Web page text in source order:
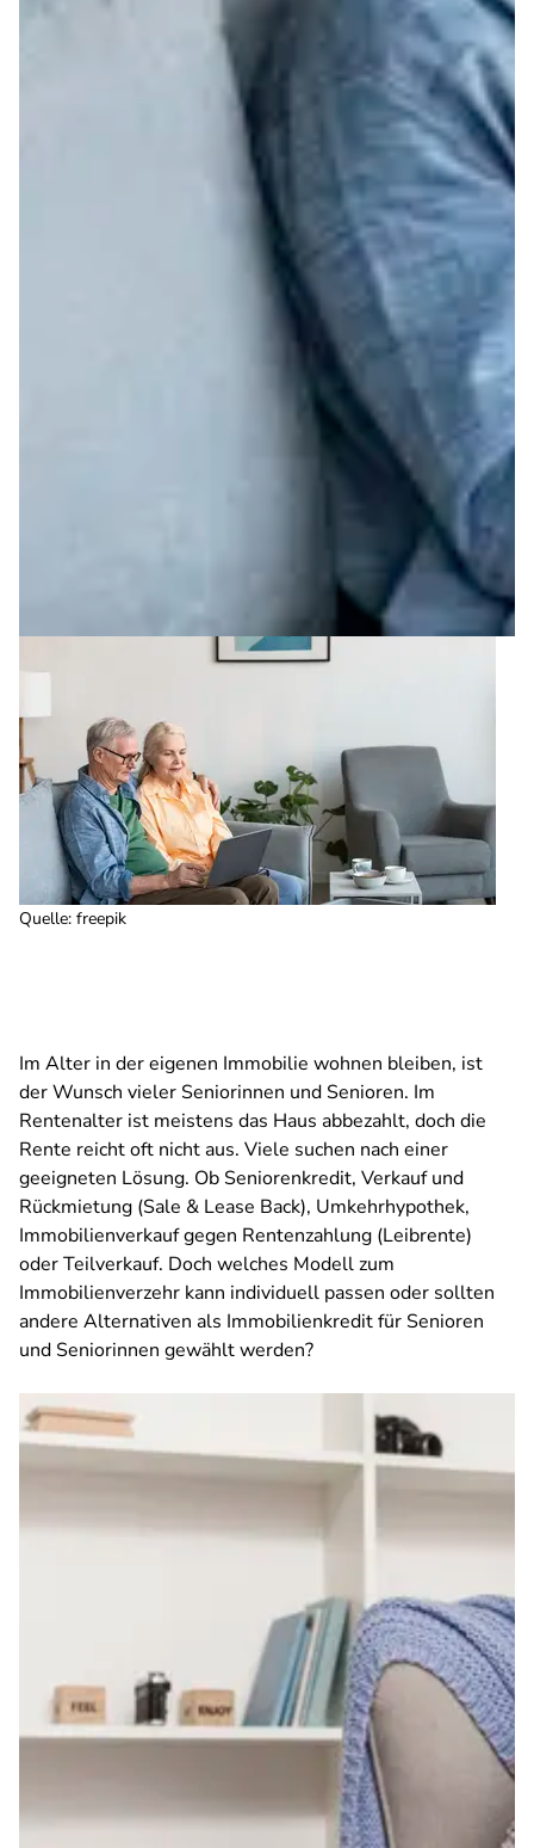
Quelle: freepik
Im Alter in der eigenen Immobilie wohnen bleiben, ist
der Wunsch vieler Seniorinnen und Senioren. Im
Rentenalter ist meistens das Haus abbezahlt, doch die
Rente reicht oft nicht aus. Viele suchen nach einer
geeigneten Lösung. Ob Seniorenkredit, Verkauf und
Rückmietung (Sale & Lease Back), Umkehrhypothek,
Immobilienverkauf gegen Rentenzahlung (Leibrente)
oder Teilverkauf. Doch welches Modell zum
Immobilienverzehr kann individuell passen oder sollten
andere Alternativen als Immobilienkredit für Senioren
und Seniorinnen gewählt werden?